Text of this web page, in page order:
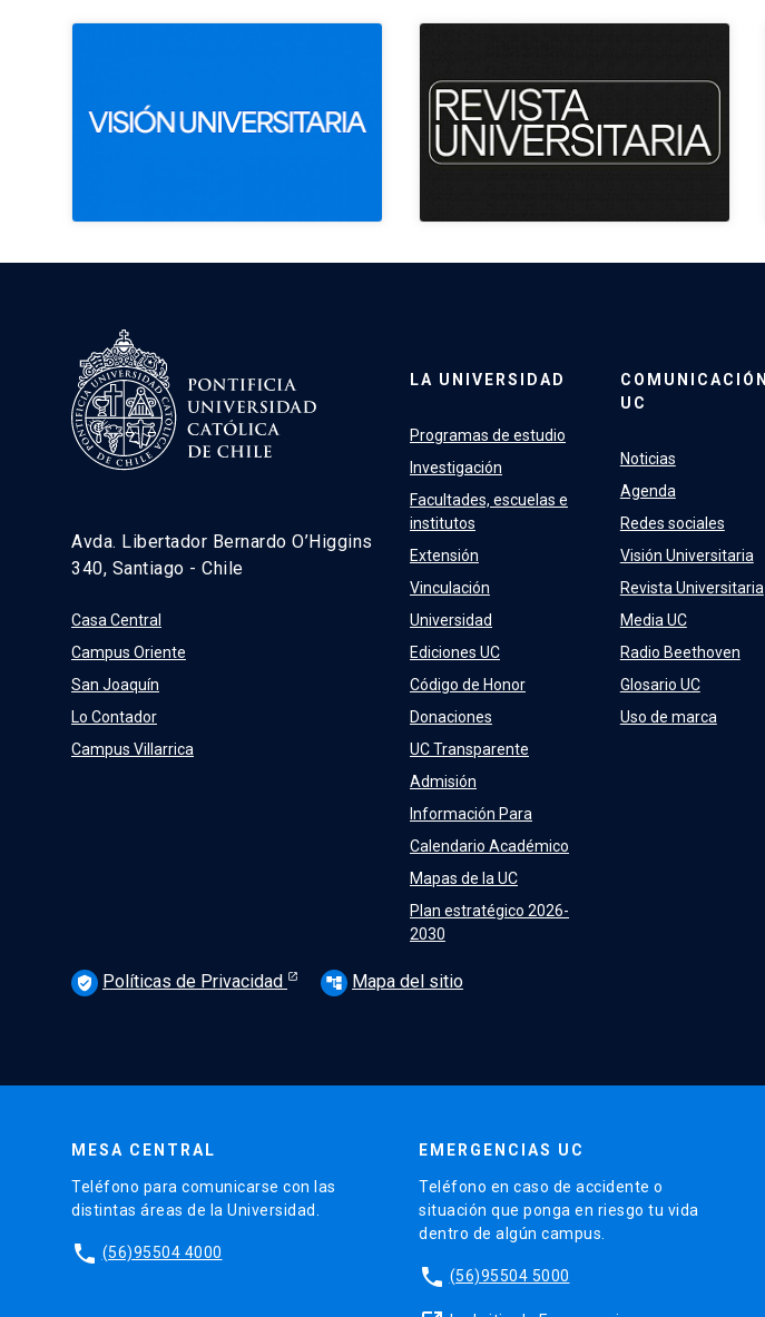
Avda. Libertador Bernardo O’Higgins
340, Santiago - Chile
Casa Central
Campus Oriente
San Joaquín
Lo Contador
Campus Villarrica
LA UNIVERSIDAD
Programas de estudio
Investigación
Facultades, escuelas e
institutos
Extensión
Vinculación
Universidad
Ediciones UC
Código de Honor
Donaciones
UC Transparente
Admisión
Información Para
Calendario Académico
Mapas de la UC
Plan estratégico 2026-
2030
COMUNICACIÓN
UC
Noticias
Agenda
Redes sociales
Visión Universitaria
Revista Universitaria
Media UC
Radio Beethoven
Glosario UC
Uso de marca
verified_user Políticas de Privacidad account_tree Mapa del sitio
MESA CENTRAL
Teléfono para comunicarse con las
distintas áreas de la Universidad.
phone (56)95504 4000
EMERGENCIAS UC
Teléfono en caso de accidente o
situación que ponga en riesgo tu vida
dentro de algún campus.
phone (56)95504 5000